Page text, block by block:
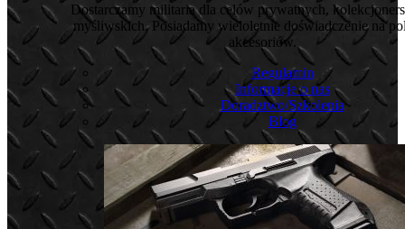
Dostarczamy militaria dla celów prywatnych,
myśliwskich. Posiadamy wieloletnie doświadczenie na
akcesoriów.
Regulamin
Informacje o nas
Doradztwo/Szkolenia
Blog